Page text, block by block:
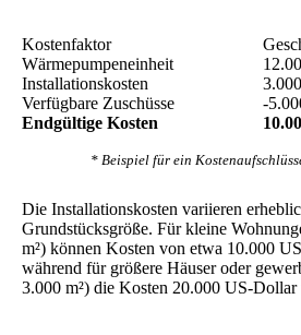
Kostenfaktor
Wärmepumpeneinheit
Installationskosten
Verfügbare Zuschüsse
-
Endgültige Kosten
* Beispiel für ein
Die Installationskosten variieren
Grundstücksgröße. Für kleine
m²) können Kosten von etwa 10.000
während für größere Häuser oder
3.000 m²) die Kosten 20.000 US-Dollar